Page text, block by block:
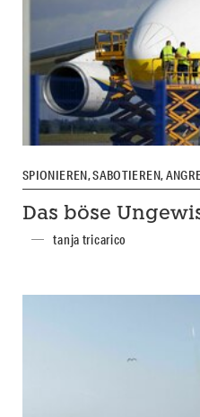
SPIONIEREN, SABOTIEREN,
Das böse
tanja tricarico